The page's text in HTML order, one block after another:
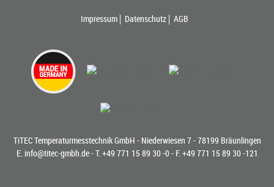
Impressum Datenschutz AGB
TiTEC Temperaturmesstechnik GmbH - Niederwiesen 7 - 78199 Bräunlingen
E. info@titec-gmbh.de- T. +49 771 15 89 30 -0- F. +49 771 15 89 30 -121